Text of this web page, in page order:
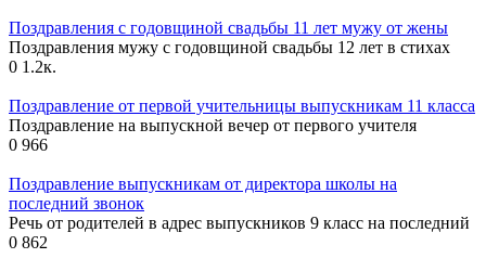
Поздравления с годовщиной свадьбы 11 лет мужу от жены
Поздравления мужу с годовщиной свадьбы 12 лет в стихах
0 1.2к.
Поздравление от первой учительницы выпускникам 11 класса
Поздравление на выпускной вечер от первого учителя
0 966
Поздравление выпускникам от директора школы на
последний звонок
Речь от родителей в адрес выпускников 9 класс на последний
0 862